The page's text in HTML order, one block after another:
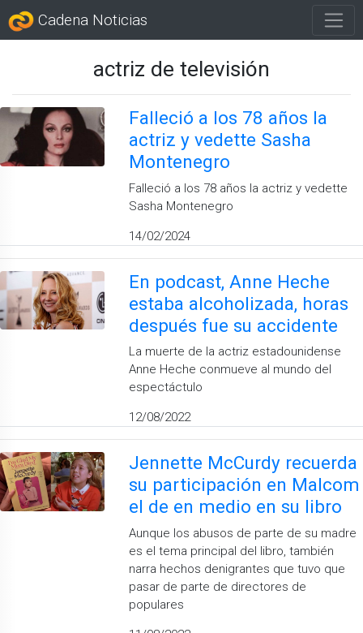
Cadena Noticias
actriz de televisión
Falleció a los 78 años la
actriz y vedette Sasha
Montenegro
Falleció a los 78 años la actriz y vedette
Sasha Montenegro
14/02/2024
En podcast, Anne Heche
estaba alcoholizada, horas
después fue su accidente
La muerte de la actriz estadounidense
Anne Heche conmueve al mundo del
espectáctulo
12/08/2022
Jennette McCurdy recuerda
su participación en Malcom
el de en medio en su libro
Aunque los abusos de parte de su madre
es el tema principal del libro, también
narra hechos denigrantes que tuvo que
pasar de parte de directores de
populares